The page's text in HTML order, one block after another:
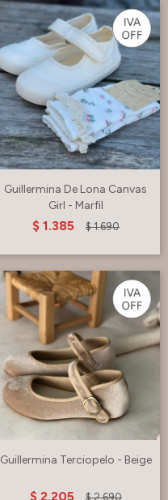
Guillermina De Lona Canvas
Girl - Marfil
$ 1.385 $ 1.690
Guillermina Terciopelo - Beige
$ 2.205 $ 2.690